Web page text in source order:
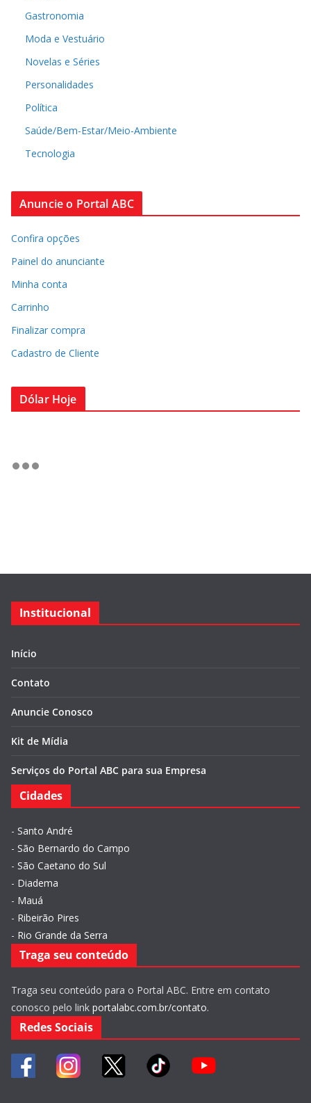
Gastronomia
Moda e Vestuário
Novelas e Séries
Personalidades
Política
Saúde/Bem-Estar/Meio-Ambiente
Tecnologia
Anuncie o Portal ABC
Confira opções
Painel do anunciante
Minha conta
Carrinho
Finalizar compra
Cadastro de Cliente
Dólar Hoje
Institucional
Início
Contato
Anuncie Conosco
Kit de Mídia
Serviços do Portal ABC para sua Empresa
Cidades
- Santo André
- São Bernardo do Campo
- São Caetano do Sul
- Diadema
- Mauá
- Ribeirão Pires
- Rio Grande da Serra
Traga seu conteúdo
Traga seu conteúdo para o Portal ABC. Entre em contato
conosco pelo link portalabc.com.br/contato.
Redes Sociais